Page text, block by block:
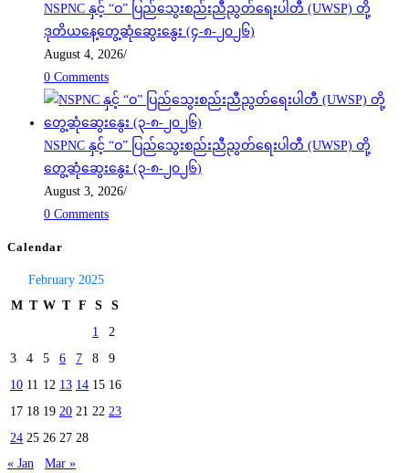
NSPNC နှင့် “ဝ” ပြည်သွေးစည်းညီညွတ်ရေးပါတီ (UWSP) တို့
ဒုတိယနေ့တွေ့ဆုံဆွေးနွေး (၄-၈-၂၀၂၆)
August 4, 2026/
0 Comments
NSPNC နှင့် “ဝ” ပြည်သွေးစည်းညီညွတ်ရေးပါတီ (UWSP) တို့
တွေ့ဆုံဆွေးနွေး (၃-၈-၂၀၂၆)
August 3, 2026/
0 Comments
Calendar
February 2025
M T W T F S
S
1
2
3
4 5 6 7 8
9
10 11 12 13 14 15 16
17 18 19 20 21 22 23
24 25 26 27 28
« Jan
Mar »